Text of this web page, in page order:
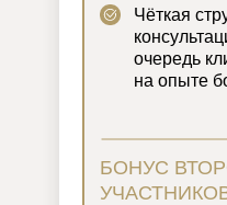
БОНУС
Чёткая
очередь
на опыте